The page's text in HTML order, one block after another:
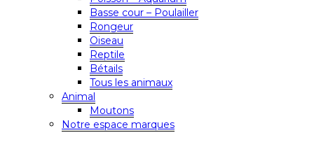
Basse cour – Poulailler
Rongeur
Oiseau
Reptile
Bétails
Tous les animaux
Animal
Moutons
Notre espace marques